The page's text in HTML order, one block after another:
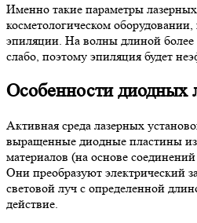
Именно такие параметры
косметологическом
эпиляции. На волны длиной более
слабо, поэтому эпиляция будет
Особенности диодных
Активная среда лазерных
выращенные диодные пластины
материалов (на основе
Они преобразуют электрический
световой луч с определенной
действие.